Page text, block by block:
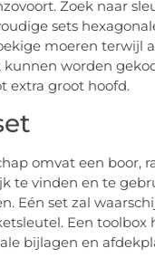
Zoek naar
sets
moeren terwijl
worden
extra groot hoofd.
omvat een boor,
te vinden en te
Eén set zal
Een
bijlagen en